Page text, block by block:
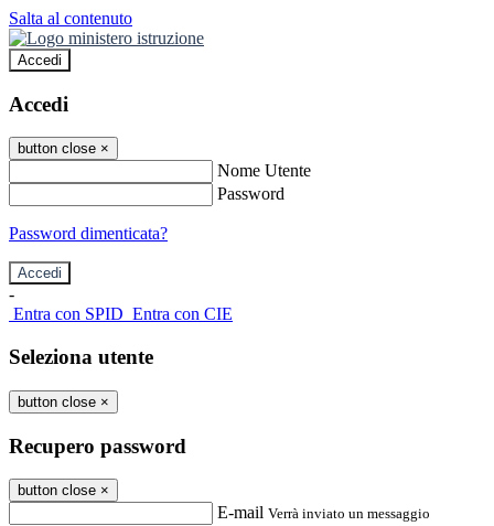
Salta al contenuto
Accedi
Accedi
button close ×
Nome Utente
Password
Password dimenticata?
-
Entra con SPID Entra con CIE
Seleziona utente
button close ×
Recupero password
button close ×
E-mail Verrà inviato un messaggio